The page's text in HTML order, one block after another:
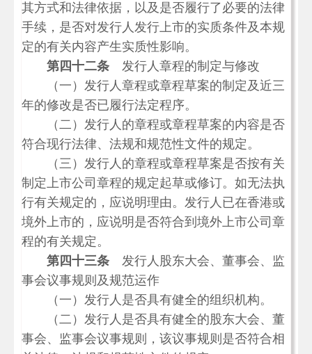
其方式和法律依据，以及是否履行了必要的法律
手续，是否对发行人发行上市的实质条件及本规
定的有关内容产生实质性影响。
第四十二条 发行人章程的制定与修改
（一）发行人章程或章程草案的制定及近三
年的修改是否已履行法定程序。
（二）发行人的章程或章程草案的内容是否
符合现行法律、法规和规范性文件的规定。
（三）发行人的章程或章程草案是否按有关
制定上市公司章程的规定起草或修订。如无法执
行有关规定的，应说明理由。发行人已在香港或
境外上市的，应说明是否符合到境外上市公司章
程的有关规定。
第四十三条 发行人股东大会、董事会、监
事会议事规则及规范运作
（一）发行人是否具有健全的组织机构。
（二）发行人是否具有健全的股东大会、董
事会、监事会议事规则，该议事规则是否符合相